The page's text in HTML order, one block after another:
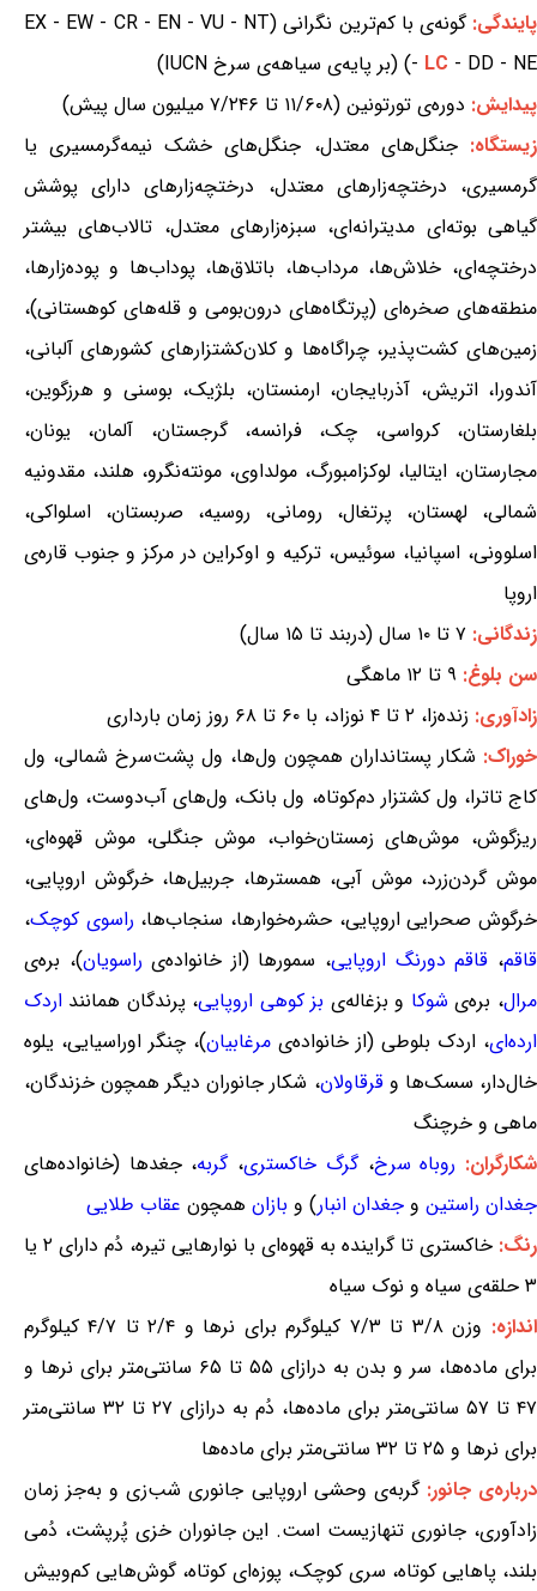
پایندگی:
گونه‌ی با کم‌ترین نگرانی (EX - EW - CR - EN - VU - NT
- LC - DD - NE) (بر پایه‌ی سیاهه‌ی سرخ IUCN)
پیدایش: دوره‌ی تورتونین (۱۱/۶۰۸ تا ۷/۲۴۶ میلیون سال پیش)
زیستگاه:جنگل‌های معتدل، جنگل‌های خشک نیمه‌گرمسیری یا
گرمسیری، درختچه‌زارهای معتدل، درختچه‌زارهای دارای پوشش
گیاهی بوته‌ای مدیترانه‌ای، سبزه‌زارهای معتدل، تالاب‌های بیشتر
درختچه‌ای، خلاش‌ها، مرداب‌ها، باتلاق‌ها، پوداب‌ها و پوده‌زارها،
منطقه‌های صخره‌ای (پرتگاه‌های درون‌بومی و قله‌های کوهستانی)،
زمین‌های کشت‌پذیر، چراگاه‌ها و کلان‌کشتزارهای کشورهای آلبانی،
آندورا، اتریش، آذربایجان، ارمنستان، بلژیک، بوسنی و هرزگوین،
بلغارستان، کرواسی، چک، فرانسه، گرجستان، آلمان، یونان،
مجارستان، ایتالیا، لوکزامبورگ، مولداوی، مونته‌نگرو، هلند، مقدونیه
شمالی، لهستان، پرتغال، رومانی، روسیه، صربستان، اسلواکی،
اسلوونی، اسپانیا، سوئیس، ترکیه و اوکراین در مرکز و جنوب قاره‌ی
اروپا
زندگانی: ۷ تا ۱۰ سال (دربند تا ۱۵ سال)
سن بلوغ: ۹ تا ۱۲ ماهگی
زادآوری: زنده‌زا، ۲ تا ۴ نوزاد، با ۶۰ تا ۶۸ روز زمان بارداری
خوراک: شکار پستانداران همچون ول‌ها، ول پشت‌سرخ شمالی، ول
کاج تاترا، ول کشتزار دم‌کوتاه، ول بانک، ول‌های آب‌دوست، ول‌های
ریزگوش، موش‌های زمستان‌خواب، موش جنگلی، موش قهوه‌ای،
موش گردن‌زرد، موش آبی، همسترها، جربیل‌ها، خرگوش اروپایی،
خرگوش صحرایی اروپایی، حشره‌خوارها، سنجاب‌ها، راسوی کوچک،
قاقم، قاقم دورنگ اروپایی، سمورها (از خانواده‌ی راسویان)، بره‌ی
مرال، بره‌ی شوکا و بزغاله‌ی بز کوهی اروپایی، پرندگان همانند اردک
ارده‌ای، اردک بلوطی (از خانواده‌ی مرغابیان)، چنگر اوراسیایی، یلوه
خال‌دار، سسک‌ها وقرقاولان، شکار جانوران دیگر همچون خزندگان،
ماهی و خرچنگ
شکارگران: روباه سرخ،گرگ خاکستری،گربه، جغدها (خانواده‌های
جغدان راستین و جغدان انبار) و بازان همچون عقاب طلایی
رنگ:
خاکستری تا گراینده به قهوه‌ای با نوارهایی تیره، دُم دارای ۲ یا
۳ حلقه‌ی سیاه و نوک سیاه
اندازه:
وزن ۳/۸ تا ۷/۳ کیلوگرم برای نرها و ۲/۴ تا ۴/۷ کیلوگرم
برای ماده‌ها، سر و بدن به درازای ۵۵ تا ۶۵ سانتی‌متر برای نرها و
۴۷ تا ۵۷ سانتی‌متر برای ماده‌ها، دُم به درازای ۲۷ تا ۳۲ سانتی‌متر
برای نرها و ۲۵ تا ۳۲ سانتی‌متر برای ماده‌ها
درباره‌ی جانور:گربه‌ی وحشی اروپایی جانوری شب‌زی و به‌جز زمان
زادآوری، جانوری تنهازیست است. این جانوران خزی پُرپشت، دُمی
بلند، پاهایی کوتاه، سری کوچک، پوزه‌ای کوتاه، گوش‌هایی کم‌وبیش